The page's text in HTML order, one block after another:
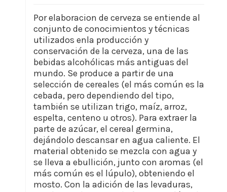
Por elaboracion de cerveza se entiende al
conjunto de conocimientos y técnicas
utilizados enla producción y
conservación de la cerveza, una de las
bebidas alcohólicas más antiguas del
mundo. Se produce a partir de una
selección de cereales (el más común es la
cebada, pero dependiendo del tipo,
también se utilizan trigo, maíz, arroz,
espelta, centeno u otros). Para extraer la
parte de azúcar, el cereal germina,
dejándolo descansar en agua caliente. El
material obtenido se mezcla con agua y
se lleva a ebullición, junto con aromas (el
más común es el lúpulo), obteniendo el
mosto. Con la adición de las levaduras,